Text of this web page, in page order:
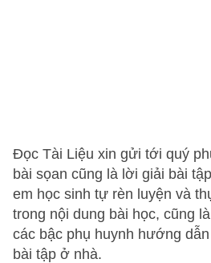
Đọc Tài Liệu xin gửi tới quý
bài sọan cũng là lời giải bài
em học sinh tự rèn luyện và
trong nội dung bài học, cũng
các bậc phụ huynh hướng
bài tập ở nhà.